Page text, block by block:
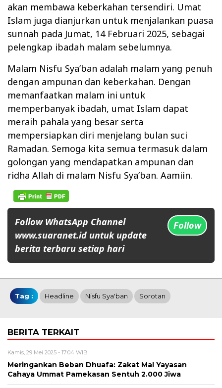
akan membawa keberkahan tersendiri. Umat
Islam juga dianjurkan untuk menjalankan puasa
sunnah pada Jumat, 14 Februari 2025, sebagai
pelengkap ibadah malam sebelumnya.
Malam Nisfu Sya’ban adalah malam yang penuh
dengan ampunan dan keberkahan. Dengan
memanfaatkan malam ini untuk
memperbanyak ibadah, umat Islam dapat
meraih pahala yang besar serta
mempersiapkan diri menjelang bulan suci
Ramadan. Semoga kita semua termasuk dalam
golongan yang mendapatkan ampunan dan
ridha Allah di malam Nisfu Sya’ban. Aamiin.
Follow WhatsApp Channel
www.suaranet.id untuk update
berita terbaru setiap hari
Follow
Tag : Headline Nisfu Sya'ban Sorotan
BERITA TERKAIT
Kamis, 29 Mei 2025 - 17:04 WIB
Meringankan Beban Dhuafa: Zakat Mal Yayasan
Cahaya Ummat Pamekasan Sentuh 2.000 Jiwa